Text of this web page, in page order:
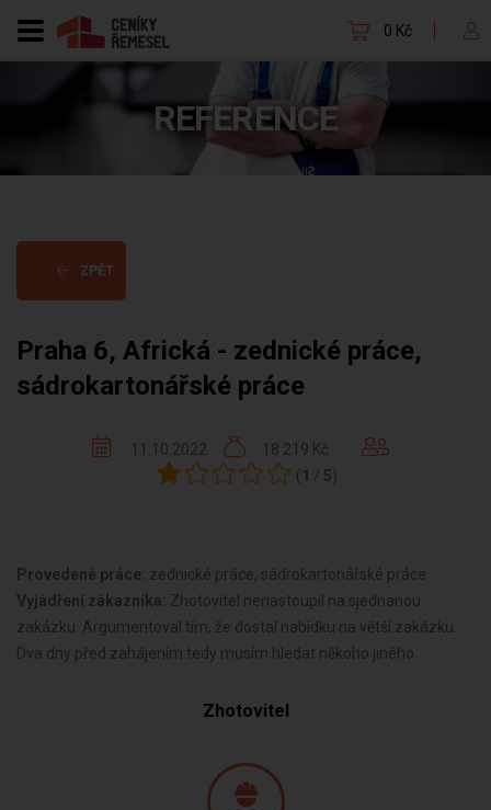
0 Kč
REFERENCE
ZPĚT
Praha 6, Africká - zednické práce,
sádrokartonářské práce
11.10.2022
18 219 Kč
( 1 / 5)
Provedené práce: zednické práce, sádrokartonářské práce
Vyjádření zákazníka: Zhotovitel nenastoupil na sjednanou
zakázku. Argumentoval tím, že dostal nabídku na větší zakázku.
Dva dny před zahájením tedy musím hledat někoho jiného.
Zhotovitel